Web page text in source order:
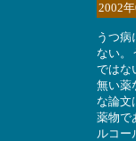
2002
うつ病
ない。
ではな
無い薬
な論文
薬物で
ルコー